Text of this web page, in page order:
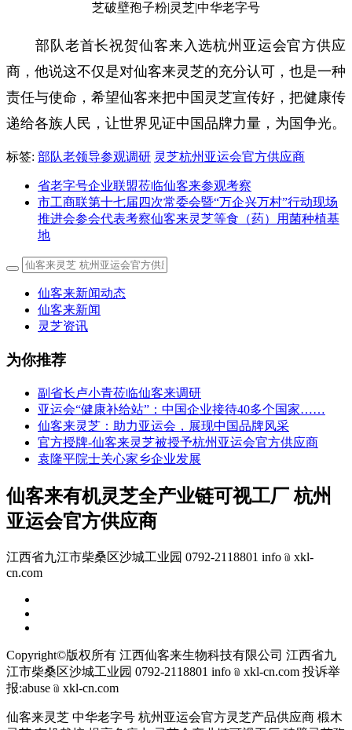
部队老首长祝贺仙客来入选杭州亚运会官方供应
商，他说这不仅是对仙客来灵芝的充分认可，也是一种
责任与使命，希望仙客来把中国灵芝宣传好，把健康传
递给各族人民，让世界见证中国品牌力量，为国争光。
标签: 部队老领导参观调研 灵芝杭州亚运会官方供应商
省老字号企业联盟莅临仙客来参观考察
市工商联第十七届四次常委会暨“万企兴万村”行动现场
推进会参会代表考察仙客来灵芝等食（药）用菌种植基
地
仙客来新闻动态
仙客来新闻
灵芝资讯
为你推荐
副省长卢小青莅临仙客来调研
亚运会“健康补给站”：中国企业接待40多个国家……
仙客来灵芝：助力亚运会，展现中国品牌风采
官方授牌-仙客来灵芝被授予杭州亚运会官方供应商
袁隆平院士关心家乡企业发展
仙客来有机灵芝全产业链可视工厂 杭州
亚运会官方供应商
江西省九江市柴桑区沙城工业园 0792-2118801 info﹫xkl-
cn.com
Copyright©版权所有 江西仙客来生物科技有限公司 江西省九
江市柴桑区沙城工业园 0792-2118801 info﹫xkl-cn.com 投诉举
报:abuse﹫xkl-cn.com
仙客来灵芝 中华老字号 杭州亚运会官方灵芝产品供应商 椴木